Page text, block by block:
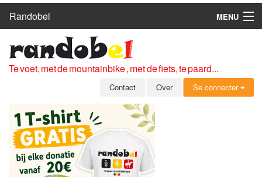
Randobel
MENU
ROUTES
CLUBS
OVER
LEDEN
ZICH AANMELDEN
GRATIS REGISTRATIE
Te voet, met de mountainbike , met de fiets, te paard...
Contact Over Se connecter